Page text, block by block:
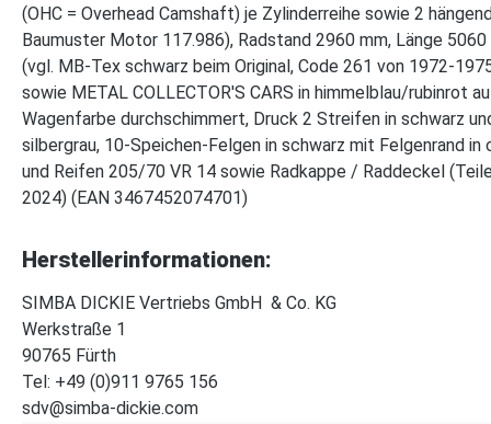
(OHC = Overhead Camshaft) je Zylinderreihe sowie 2
Baumuster Motor 117.986), Radstand 2960 mm, Länge
(vgl. MB-Tex schwarz beim Original, Code 261 von 1972-
sowie METAL COLLECTOR'S CARS in himmelblau/
Wagenfarbe durchschimmert, Druck 2 Streifen in schwarz
silbergrau, 10-Speichen-Felgen in schwarz mit Felgenrand
und Reifen 205/70 VR 14 sowie Radkappe / Raddeckel
2024) (EAN 3467452074701)
Herstellerinformationen:
SIMBA DICKIE Vertriebs GmbH & Co. KG
Werkstraße 1
90765 Fürth
Tel: +49 (0)911 9765 156
sdv@simba-dickie.com